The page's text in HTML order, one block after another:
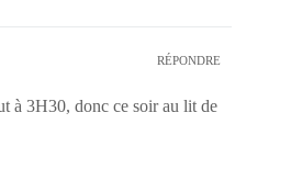
RÉPONDRE
à 3H30, donc ce soir au lit de